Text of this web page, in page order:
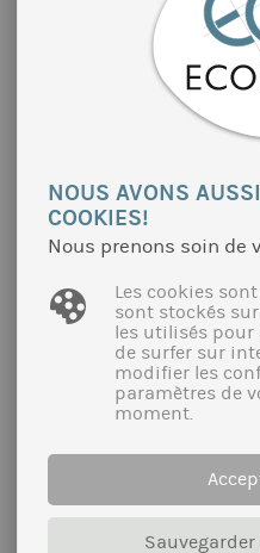
PROTECTION DE
L’AGRICULTURE
Développement des
protéger les eaux
Haut-Palatinat (Centre
limitrophes
Onze syndicats des
Haut-Palatinat
biologique afin de
dans son bassin
bio régionales doivent
régions modèles bio
dans le bassin versant.
Bavière, est financé
développement rural
NOUS AVONS
COOKIES!
Nous prenons soin de
Les cookies
sont stockés
les utilisés pour
de surfer sur
modifier les
paramètres de
moment.